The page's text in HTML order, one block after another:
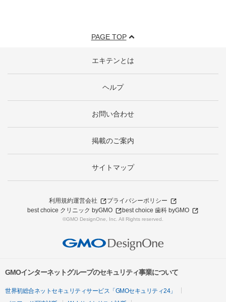
PAGE TOP
エキテンとは
ヘルプ
お問い合わせ
掲載のご案内
サイトマップ
利用規約運営会社
プライバシーポリシー
best choice クリニック byGMO
best choice 歯科 byGMO
©GMO DesignOne, Inc. All Rights reserved.
GMOインターネットグループのセキュリティ事業について
世界初総合ネットセキュリティサービス「GMOセキュリティ24」